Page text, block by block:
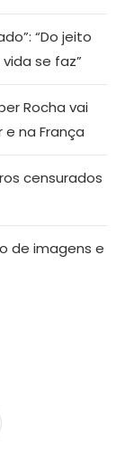
“Do jeito
se faz”
Rocha vai
na França
censurados
de imagens e